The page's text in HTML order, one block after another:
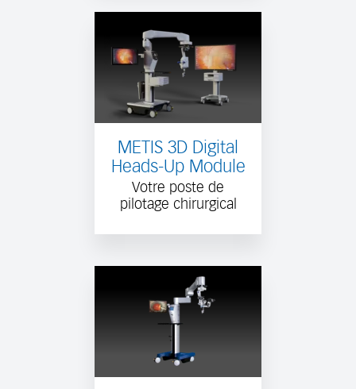
METIS 3D Digital
Heads-Up Module
Votre poste de
pilotage chirurgical